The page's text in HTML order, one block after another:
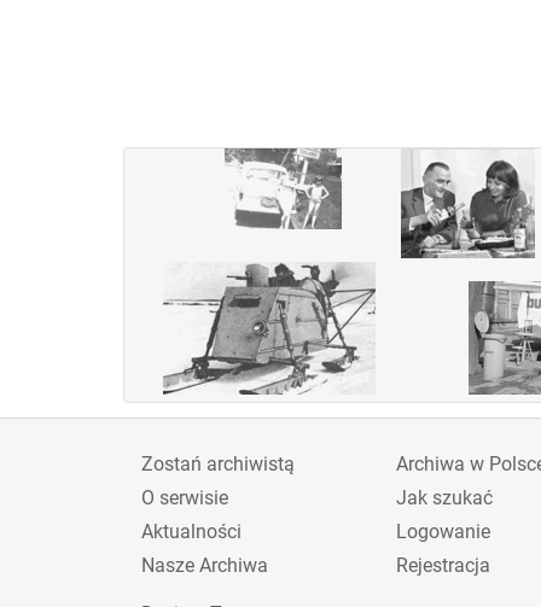
Pokrzywka. Jednak ze
względu na koszty Polska
wycofała się z udziału i
organizacji imprezy w
1936 roku. Inne kraje,
zaangażowane w rozwój
lotnictwa wojskowego w
związku z przewidywana
wojną, nie przejęły roli
gospodarza zawodów,
reaktywowano.
Zostań archiwistą
O serwisie
Aktualności
Nasze Archiwa
Archiwa w
Jak szukać
Logowanie
Rejestracja